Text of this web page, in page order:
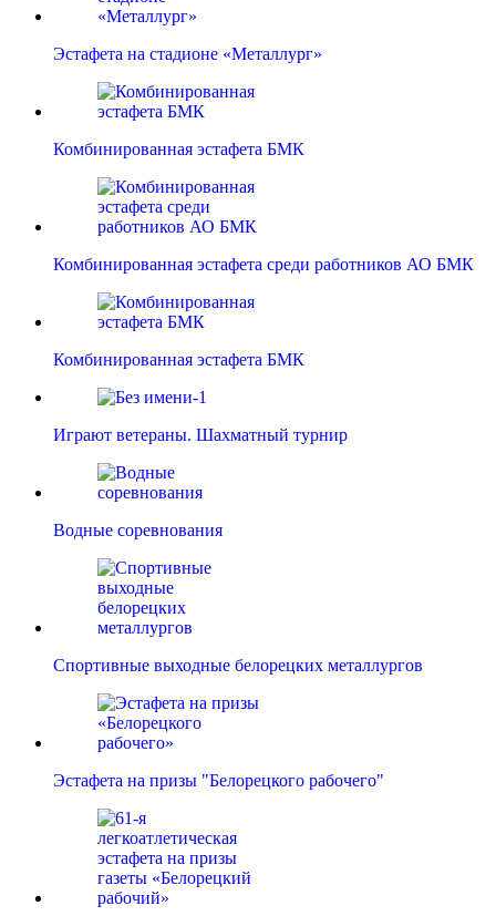
Эстафета на стадионе «Металлург»
Комбинированная эстафета БМК
Комбинированная эстафета среди работников АО БМК
Комбинированная эстафета БМК
Играют ветераны. Шахматный турнир
Водные соревнования
Спортивные выходные белорецких металлургов
Эстафета на призы "Белорецкого рабочего"